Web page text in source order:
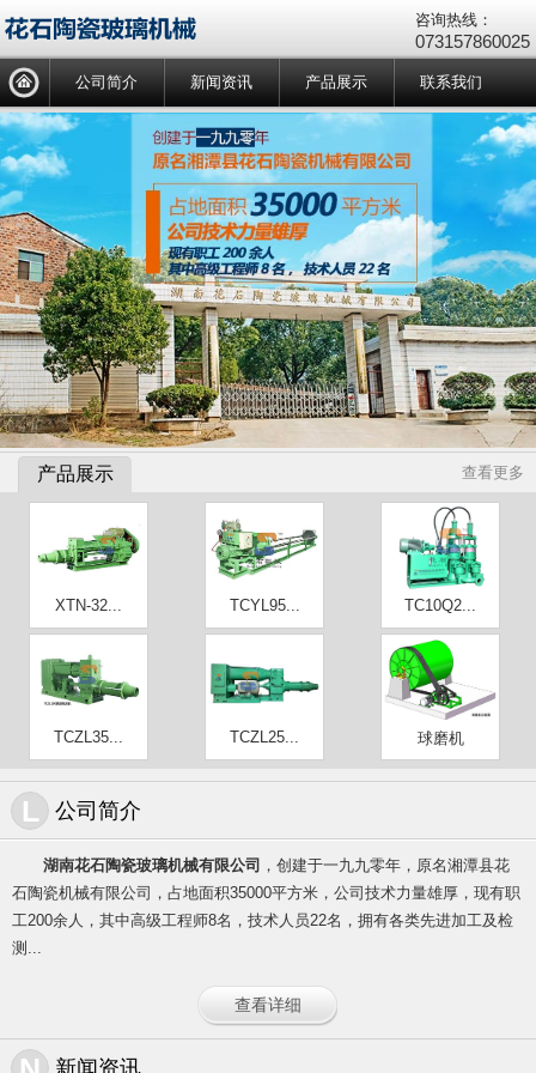
咨询热线：
073157860025
公司简介 新闻资讯 产品展示 联系我们
产品展示 查看更多
XTN-32... TCYL95... TC10Q2...
TCZL35... TCZL25... 球磨机
L 公司简介
湖南花石陶瓷玻璃机械有限公司 ，创建于一九九零年，原名湘潭县花
石陶瓷机械有限公司，占地面积35000平方米，公司技术力量雄厚，现有职
工200余人，其中高级工程师8名，技术人员22名，拥有各类先进加工及检
测...
查看详细
新闻资讯